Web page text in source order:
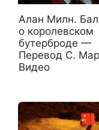
Алан Милн.
о королевском
бутерброде —
Перевод С.
Видео